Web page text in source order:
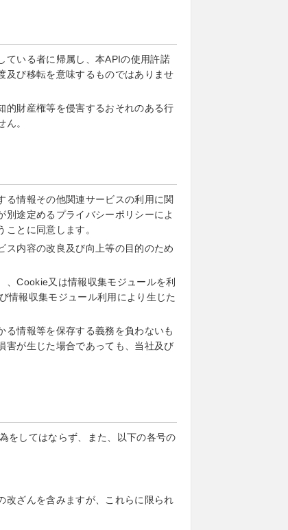
ている者に帰属し、本APIの使用許諾
及び移転を意味するものではありませ
的財産権等を侵害するおそれのある行
。
る情報その他関連サービスの利用に関
途定めるプライバシーポリシーによ
とに同意します。
ス内容の改良及び向上等の目的のため
Cookie又は情報収集モジュールを利
情報収集モジュール利用により生じた
情報等を保存する義務を負わないも
害が生じた場合であっても、当社及び
をしてはならず、また、以下の各号の
改ざんを含みますが、これらに限られ